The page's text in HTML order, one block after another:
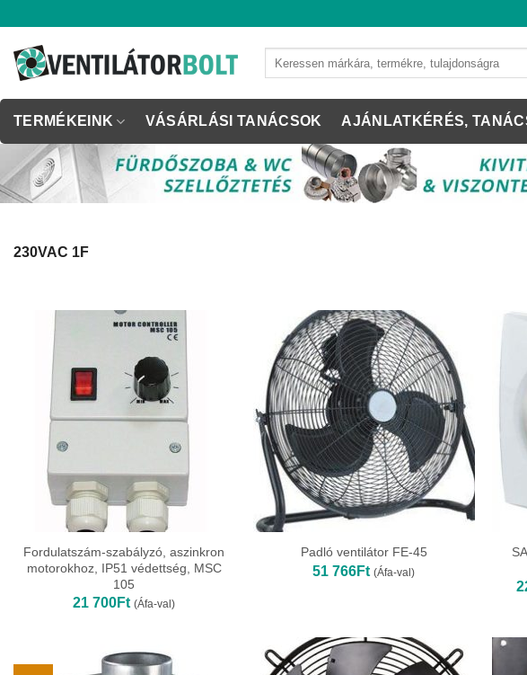
content
TERMÉKEINK VÁSÁRLÁSI TANÁCSOK AJÁNLATKÉRÉS,
230VAC 1F
Fordulatszám-szabályzó, aszinkron
motorokhoz, IP51 védettség, MSC
105
21 700Ft (Áfa-val)
Padló ventilátor FE-45
51 766Ft (Áfa-val)